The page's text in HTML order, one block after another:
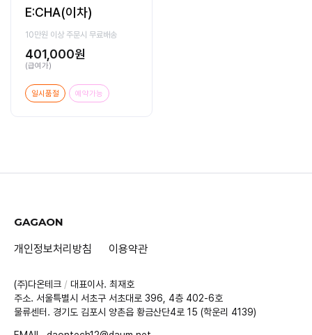
E:CHA(이차)
10만원 이상 주문시 무료배송
401,000원
(급여가)
일시품절 예약가능
GAGAON
개인정보처리방침 이용약관
(주)다온테크 / 대표이사. 최재호
주소. 서울특별시 서초구 서초대로 396, 4층 402-6호
물류센터. 경기도 김포시 양촌읍 황금산단4로 15 (학운리 4139)